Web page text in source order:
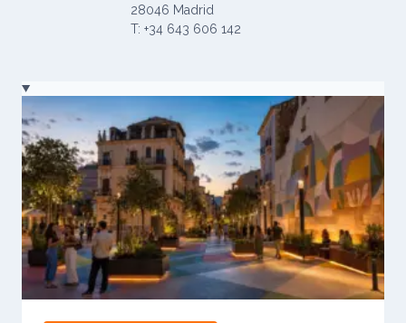
28046 Madrid
T: +34 643 606 142